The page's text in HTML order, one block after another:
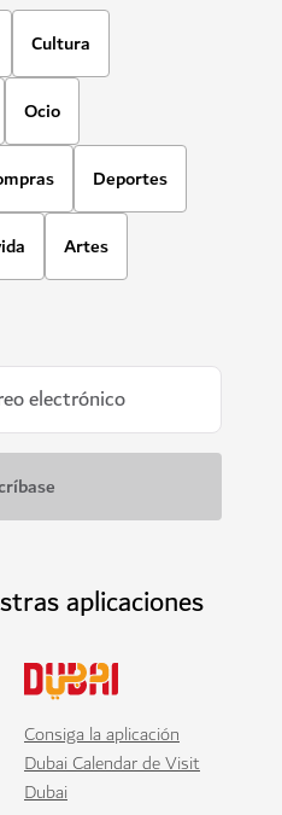
Cultura
Ocio
Deportes
Artes
aplicaciones
Consiga la aplicación
Dubai Calendar de Visit
Dubai